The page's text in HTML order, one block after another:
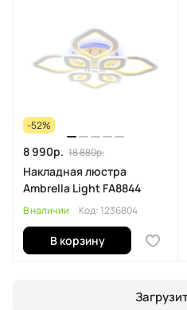
-52%
8 990р. 18 880р.
Накладная люстра
Ambrella Light FA8844
В наличии Код: 1236804
В корзину